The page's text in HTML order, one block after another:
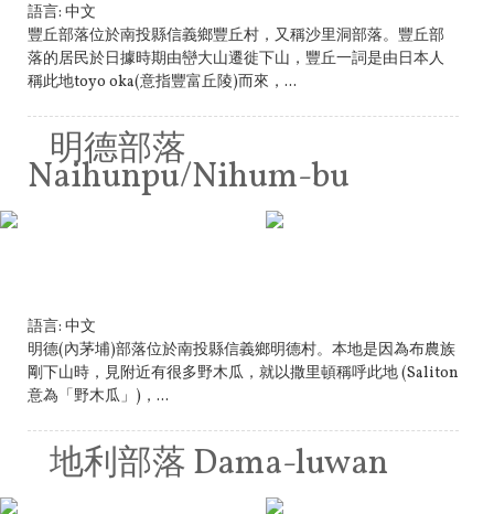
語言: 中文
豐丘部落位於南投縣信義鄉豐丘村，又稱沙里洞部落。豐丘部
落的居民於日據時期由巒大山遷徙下山，豐丘一詞是由日本人
稱此地toyo oka(意指豐富丘陵)而來，...
明德部落
Naihunpu/Nihum-bu
語言: 中文
明德(內茅埔)部落位於南投縣信義鄉明德村。本地是因為布農族
剛下山時，見附近有很多野木瓜，就以撒里頓稱呼此地 (Saliton
意為「野木瓜」)，...
地利部落 Dama-luwan